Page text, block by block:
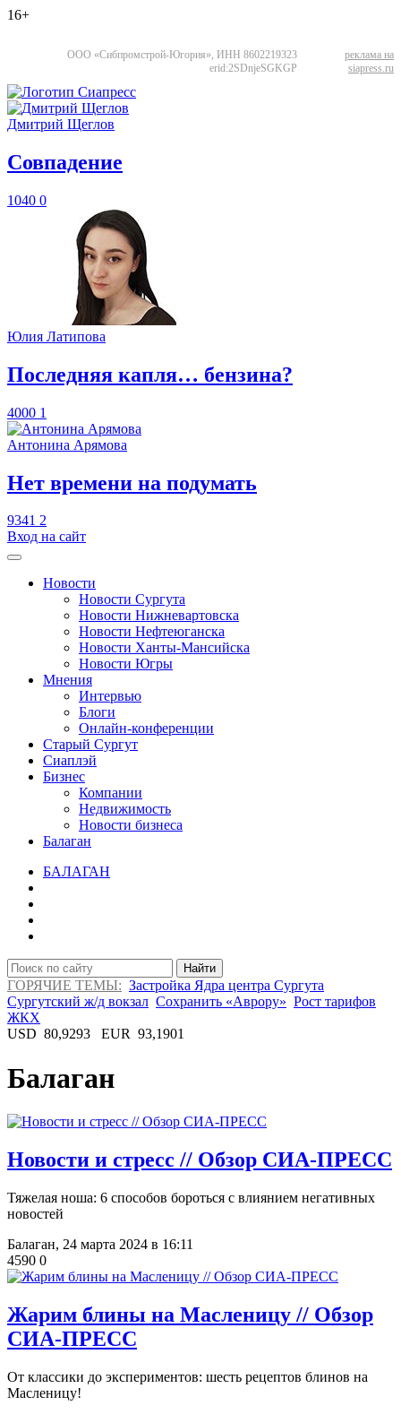
16+
ООО «Сибпромстрой-Югория», ИНН 8602219323
erid:2SDnjeSGKGP
реклама на
siapress.ru
Дмитрий Щеглов
​Совпадение
1040 0
Юлия Латипова
​Последняя капля… бензина?
4000 1
Антонина Арямова
​Нет времени на подумать
9341 2
Вход на сайт
Новости
Новости Сургута
Новости Нижневартовска
Новости Нефтеюганска
Новости Ханты-Мансийска
Новости Югры
Мнения
Интервью
Блоги
Онлайн-конференции
Старый Сургут
Сиаплэй
Бизнес
Компании
Недвижимость
Новости бизнеса
Балаган
БАЛАГАН
Найти
ГОРЯЧИЕ ТЕМЫ: Застройка Ядра центра Сургута
Сургутский ж/д вокзал Сохранить «Аврору» Рост тарифов
ЖКХ
USD 80,9293 EUR 93,1901
Балаган
Новости и стресс // Обзор СИА-ПРЕСС
Тяжелая ноша: 6 способов бороться с влиянием негативных
новостей
Балаган, 24 марта 2024 в 16:11
4590 0
Жарим блины на Масленицу // Обзор
СИА-ПРЕСС
От классики до экспериментов: шесть рецептов блинов на
Масленицу!